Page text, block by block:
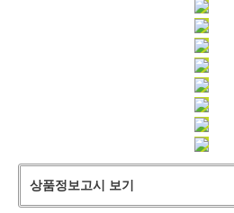
상품정보고시 보기